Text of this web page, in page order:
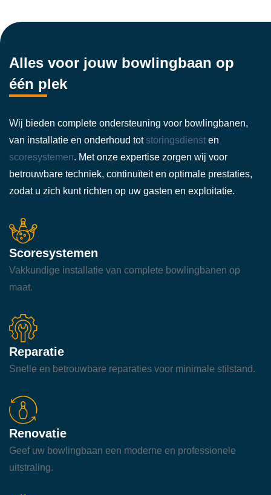
Alles voor jouw bowlingbaan op
één plek
Wij bieden complete ondersteuning voor bowlingbanen,
van installatie en onderhoud tot storingsdienst en
scoresystemen. Met onze expertise zorgen wij voor
betrouwbare techniek, continuïteit en optimale prestaties,
zodat u zich kunt richten op uw gasten en exploitatie.
Scoresystemen
Vakkundige installatie van complete bowlingbanen op
maat.
Reparatie
Snelle en betrouwbare reparaties voor minimale stilstand.
Renovatie
Geef uw bowlingbaan een moderne en professionele
uitstraling.